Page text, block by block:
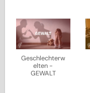
Geschlechterw
elten -
GEWALT